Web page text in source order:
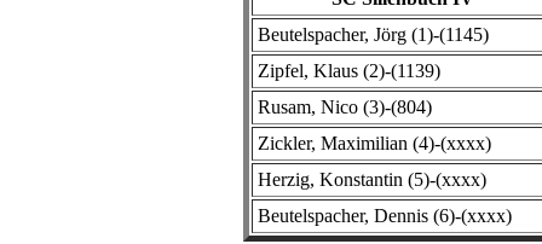
Beutelspacher, Jörg (1)-(1145)
Zipfel, Klaus (2)-(1139)
Rusam, Nico (3)-(804)
Zickler, Maximilian (4)-(xxxx)
Herzig, Konstantin (5)-(xxxx)
Beutelspacher, Dennis (6)-(xxxx)